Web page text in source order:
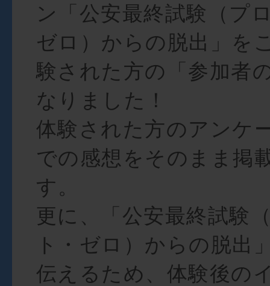
ン「公安最終試験（プ
ゼロ）からの脱出」を
験された方の「参加者
なりました！
体験された方のアンケ
での感想をそのまま掲
す。
更に、「公安最終試験
ト・ゼロ）からの脱出
伝えるため、体験後の